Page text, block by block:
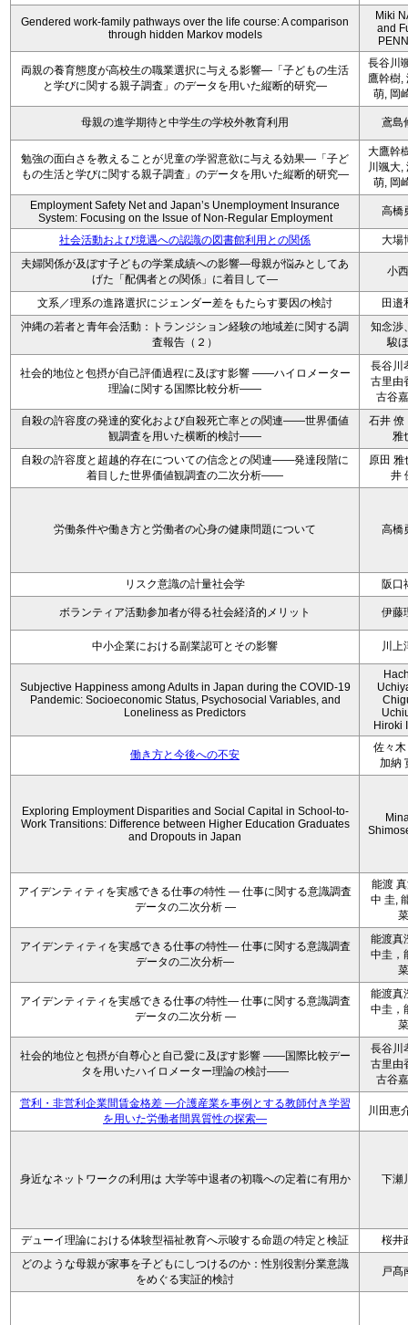
Gendered work-family pathways over the life course: A comparison
through hidden Markov models
Miki
and
両親の養育態度が高校生の職業選択に与える影響―「子どもの生活
と学びに関する親子調査」のデータを用いた縦断的研究―
長谷川
鷹幹樹,
萌, 岡
母親の進学期待と中学生の学校外教育利用 鳶島
勉強の面白さを教えることが児童の学習意欲に与える効果―「子ど
もの生活と学びに関する親子調査」のデータを用いた縦断的研究―
大鷹幹
川颯大,
萌, 岡
Employment Safety Net and Japan’s Unemployment Insurance
System: Focusing on the Issue of Non-Regular Employment
高橋
社会活動および境遇への認識の図書館利用との関係
大場
夫婦関係が及ぼす子どもの学業成績への影響―母親が悩みとしてあ
げた「配偶者との関係」に着目して―
小
文系／理系の進路選択にジェンダー差をもたらす要因の検討
田邉
沖縄の若者と青年会活動：トランジション経験の地域差に関する調
査報告（２）
知念渉
駿
社会的地位と包摂が自己評価過程に及ぼす影響 ――ハイロメーター
理論に関する国際比較分析――
長谷川
古里由
古谷
自殺の許容度の発達的変化および自殺死亡率との関連――世界価値
観調査を用いた横断的検討――
石井 僚
雅
自殺の許容度と超越的存在についての信念との関連――発達段階に
着目した世界価値観調査の二次分析――
原田 雅
井
労働条件や働き方と労働者の心身の健康問題について 高橋
リスク意識の計量社会学 阪口
ボランティア活動参加者が得る社会経済的メリット 伊藤
中小企業における副業認可とその影響 川上
Subjective Happiness among Adults in Japan during the COVID-19
Pandemic: Socioeconomic Status, Psychosocial Variables, and
Loneliness as Predictors
Hiroki
働き方と今後への不安
佐々木
加納
Exploring Employment Disparities and Social Capital in School-to-
Work Transitions: Difference between Higher Education Graduates
and Dropouts in Japan
アイデンティティを実感できる仕事の特性 ― 仕事に関する意識調査
データの二次分析 ―
能渡
中 圭,
菜
アイデンティティを実感できる仕事の特性― 仕事に関する意識調査
データの二次分析―
能渡真
中圭，
菜
アイデンティティを実感できる仕事の特性― 仕事に関する意識調査
データの二次分析 ―
能渡真
中圭，
菜
社会的地位と包摂が自尊心と自己愛に及ぼす影響 ――国際比較デー
タを用いたハイロメーター理論の検討――
長谷川
古里由
古谷
営利・非営利企業間賃金格差 ―介護産業を事例とする教師付き学習
を用いた労働者間異質性の探索―
川田恵
身近なネットワークの利用は 大学等中退者の初職への定着に有用か 下瀬
デューイ理論における体験型福祉教育へ示唆する命題の特定と検証
桜井
どのような母親が家事を子どもにしつけるのか：性別役割分業意識
をめぐる実証的検討
戸髙